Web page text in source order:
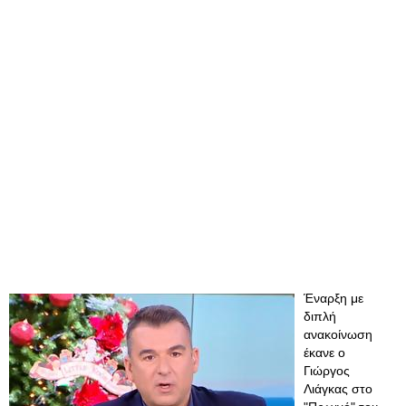
Έναρξη με
διπλή
ανακοίνωση
έκανε ο
Γιώργος
Λιάγκας στο